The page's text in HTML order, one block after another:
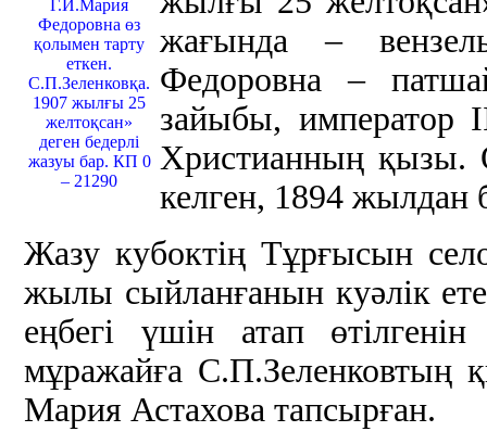
Г.И.Мария
Федоровна өз
қолымен тарту
еткен.
С.П.Зеленковқа.
1907 жылғы 25
желтоқсан»
деген бедерлі
жазуы бар. КП 0
– 21290
жағында –
Федоровна –
зайыбы, император
Христианның қызы.
келген, 1894 жылдан
Жазу кубоктің Тұрғысын
жылы сыйланғанын куәлік
еңбегі үшін атап
мұражайға
Мария Астахова тапсырған.